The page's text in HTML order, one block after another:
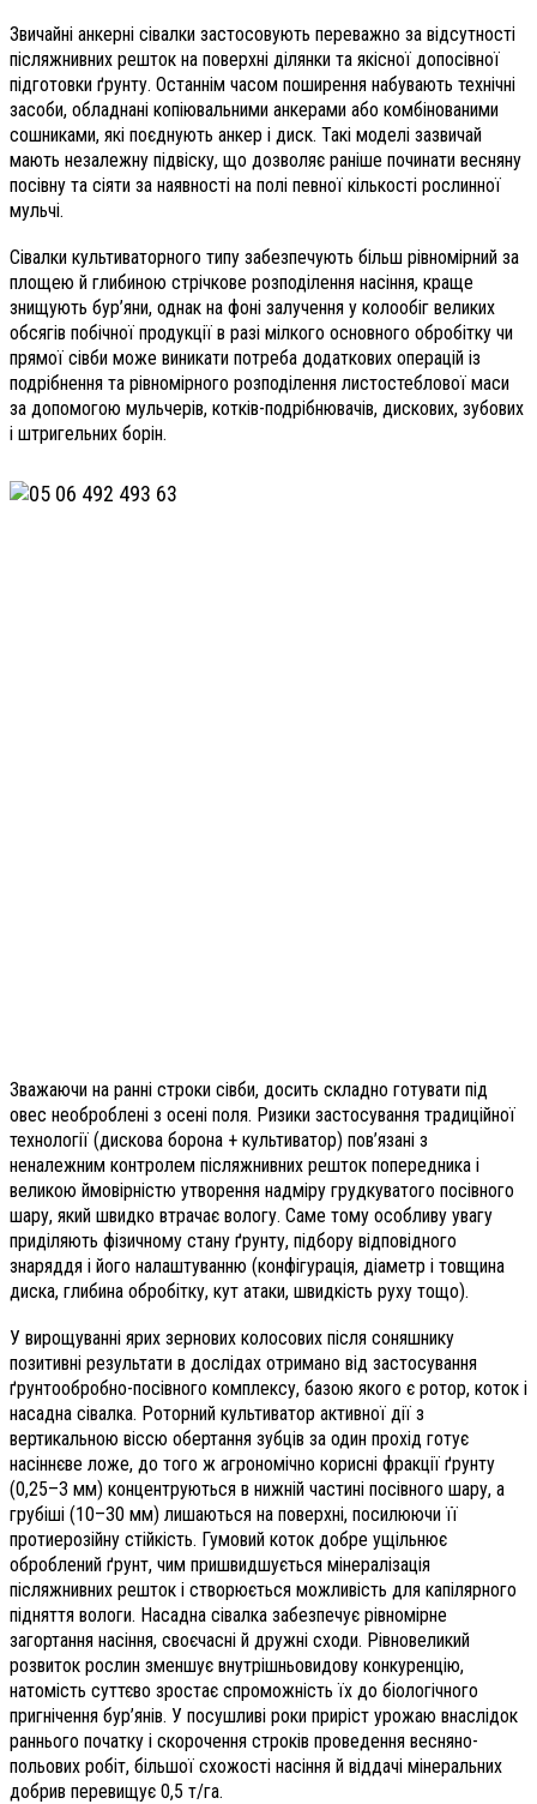
Звичайні анкерні сівалки застосовують переважно за відсутності
післяжнивних решток на поверхні ділянки та якісної допосівної
підготовки ґрунту. Останнім часом поширення набувають технічні
засоби, обладнані копіювальними анкерами або комбінованими
сошниками, які поєднують анкер і диск. Такі моделі зазвичай
мають незалежну підвіску, що дозволяє раніше починати весняну
посівну та сіяти за наявності на полі певної кількості рослинної
мульчі.
Сівалки культиваторного типу забезпечують більш рівномірний за
площею й глибиною стрічкове розподілення насіння, краще
знищують бур’яни, однак на фоні залучення у колообіг великих
обсягів побічної продукції в разі мілкого основного обробітку чи
прямої сівби може виникати потреба додаткових операцій із
подрібнення та рівномірного розподілення листостеблової маси
за допомогою мульчерів, котків-подрібнювачів, дискових, зубових
і штригельних борін.
Зважаючи на ранні строки сівби, досить складно готувати під
овес необроблені з осені поля. Ризики застосування традиційної
технології (дискова борона + культиватор) пов’язані з
неналежним контролем післяжнивних решток попередника і
великою ймовірністю утворення надміру грудкуватого посівного
шару, який швидко втрачає вологу. Саме тому особливу увагу
приділяють фізичному стану ґрунту, підбору відповідного
знаряддя і його налаштуванню (конфігурація, діаметр і товщина
диска, глибина обробітку, кут атаки, швидкість руху тощо).
У вирощуванні ярих зернових колосових після соняшнику
позитивні результати в дослідах отримано від застосування
ґрунтообробно-посівного комплексу, базою якого є ротор, коток і
насадна сівалка. Роторний культиватор активної дії з
вертикальною віссю обертання зубців за один прохід готує
насіннєве ложе, до того ж агрономічно корисні фракції ґрунту
(0,25–3 мм) концентруються в нижній частині посівного шару, а
грубіші (10–30 мм) лишаються на поверхні, посилюючи її
протиерозійну стійкість. Гумовий коток добре ущільнює
оброблений ґрунт, чим пришвидшується мінералізація
післяжнивних решток і створюється можливість для капілярного
підняття вологи. Насадна сівалка забезпечує рівномірне
загортання насіння, своєчасні й дружні сходи. Рівновеликий
розвиток рослин зменшує внутрішньовидову конкуренцію,
натомість суттєво зростає спроможність їх до біологічного
пригнічення бур’янів. У посушливі роки приріст урожаю внаслідок
раннього початку і скорочення строків проведення весняно-
польових робіт, більшої схожості насіння й віддачі мінеральних
добрив перевищує 0,5 т/га.